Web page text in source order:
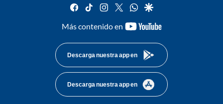
facebook
tiktok instagram
twitterwhatsapp
google
Más contenido en
youtube-
Descarga nuestra app en
Descarga nuestra app en